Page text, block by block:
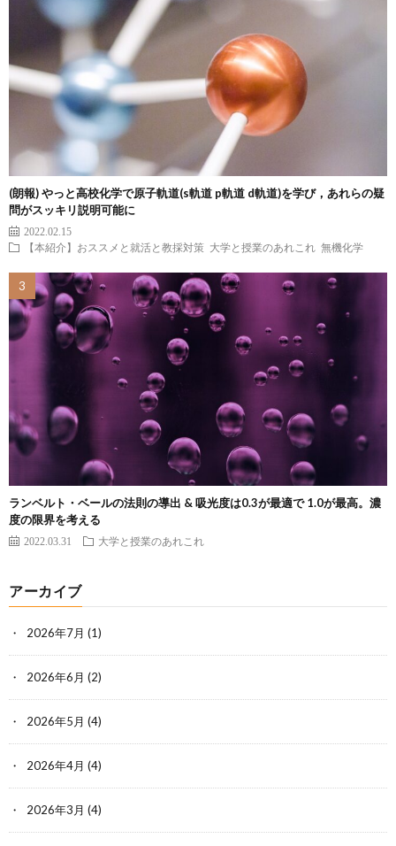
(朗報) やっと高校化学で原子軌道(s軌道 p軌道 d軌道)を学び，あれらの疑
問がスッキリ説明可能に
2022.02.15
【本紹介】おススメと就活と教採対策 大学と授業のあれこれ 無機化学
ランベルト・ベールの法則の導出 & 吸光度は0.3が最適で 1.0が最高。濃
度の限界を考える
2022.03.31 大学と授業のあれこれ
アーカイブ
2026年7月 (1)
2026年6月 (2)
2026年5月 (4)
2026年4月 (4)
2026年3月 (4)